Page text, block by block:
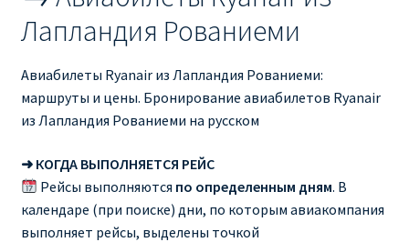
ПРАВИЛА RYANAIR В АЭРОПОРТУ И НА БОРТУ
ПРАВИЛА ПРОВОЗА БАГАЖА RYANAIR
РЕЙСАМИ RYANAIR
РЕГИСТРАЦИЯ НА РЕЙС И ДОКУМЕНТЫ ДЛЯ
ПУТЕШЕСТВИЯ РЕЙСАМИ RYANAIR
Лапландия Рованиеми
Авиабилеты Ryanair из Лапландия Рованиеми:
маршруты и цены. Бронирование авиабилетов Ryanair
из Лапландия Рованиеми на русском
➜ КОГДА ВЫПОЛНЯЕТСЯ РЕЙС
Рейсы выполняются по определенным дням. В
календаре (при поиске) дни, по которым авиакомпания
выполняет рейсы, выделены точкой